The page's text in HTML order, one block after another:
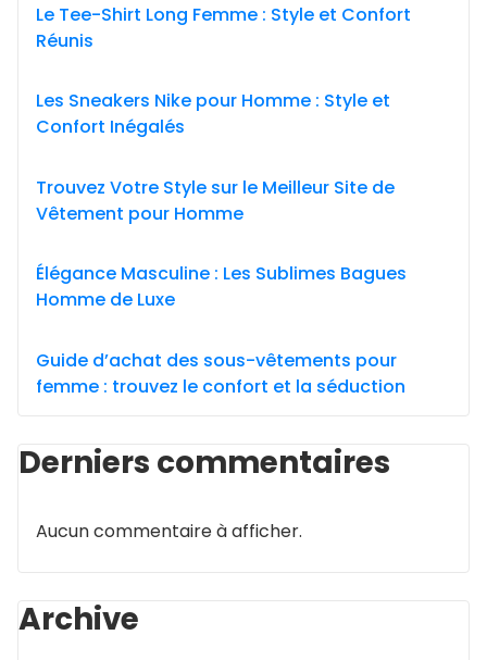
Le Tee-Shirt Long Femme : Style et Confort
Réunis
Les Sneakers Nike pour Homme : Style et
Confort Inégalés
Trouvez Votre Style sur le Meilleur Site de
Vêtement pour Homme
Élégance Masculine : Les Sublimes Bagues
Homme de Luxe
Guide d’achat des sous-vêtements pour
femme : trouvez le confort et la séduction
Derniers commentaires
Aucun commentaire à afficher.
Archive